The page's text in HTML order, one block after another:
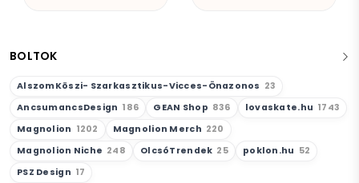
BOLTOK
AlszomKöszi- Szarkasztikus-Vicces-Önazonos 23
AncsumancsDesign 186 GEAN Shop 836 lovaskate.hu 1743
Magnolion 1202 Magnolion Merch 220
Magnolion Niche 248 OlcsóTrendek 25 poklon.hu 52
PSZ Design 17